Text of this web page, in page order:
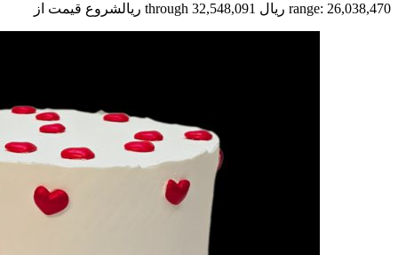
range: 26,038,470 ریال through 32,548,091 ریال
شروع قیمت از